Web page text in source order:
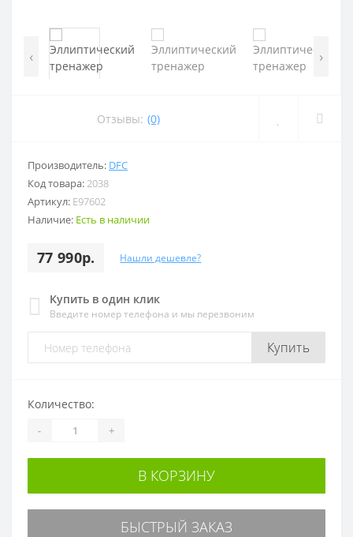
‹ ›
Отзывы: (0)
Производитель: DFC
Код товара:2038
Артикул: E97602
Наличие: Есть в наличии
77 990р. Нашли дешевле?
Купить в один клик
Введите номер телефона и мы перезвоним
Купить
Количество:
- +
В КОРЗИНУ
БЫСТРЫЙ ЗАКАЗ